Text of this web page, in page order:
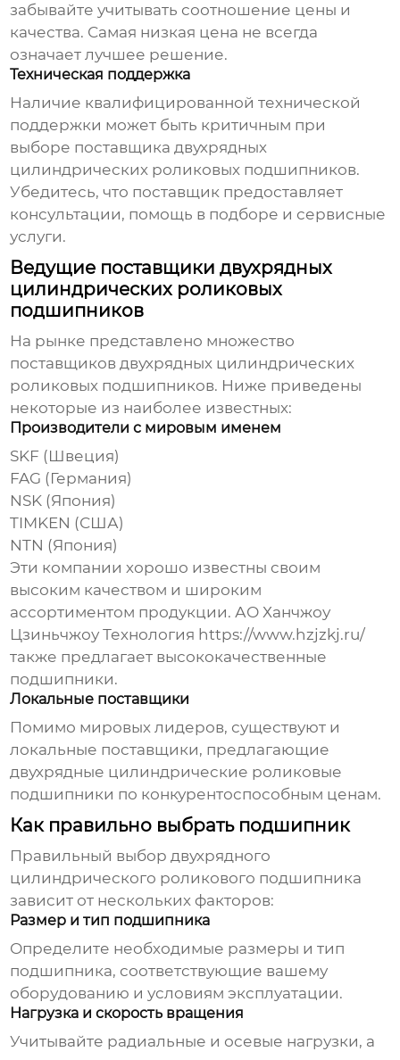
забывайте учитывать соотношение цены и
качества. Самая низкая цена не всегда
означает лучшее решение.
Техническая поддержка
Наличие квалифицированной технической
поддержки может быть критичным при
выборе поставщика двухрядных
цилиндрических роликовых подшипников.
Убедитесь, что поставщик предоставляет
консультации, помощь в подборе и сервисные
услуги.
Ведущие поставщики двухрядных
цилиндрических роликовых
подшипников
На рынке представлено множество
поставщиковдвухрядных цилиндрических
роликовых подшипников. Ниже приведены
некоторые из наиболее известных:
Производители с мировым именем
SKF (Швеция)
FAG (Германия)
NSK (Япония)
TIMKEN (США)
NTN (Япония)
Эти компании хорошо известны своим
высоким качеством и широким
ассортиментом продукции.АО Ханчжоу
Цзиньчжоу Технология https://www.hzjzkj.ru/
также предлагает высококачественные
подшипники.
Локальные поставщики
Помимо мировых лидеров, существуют и
локальные поставщики, предлагающие
двухрядные цилиндрические роликовые
подшипники по конкурентоспособным ценам.
Как правильно выбрать подшипник
Правильный выбордвухрядного
цилиндрического роликового подшипника
зависит от нескольких факторов:
Размер и тип подшипника
Определите необходимые размеры и тип
подшипника, соответствующие вашему
оборудованию и условиям эксплуатации.
Нагрузка и скорость вращения
Учитывайте радиальные и осевые нагрузки, а